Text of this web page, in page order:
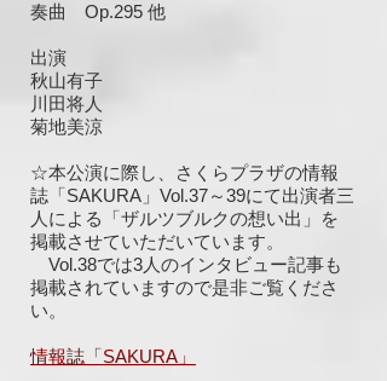
奏曲 Op.295 他
出演
秋山有子
川田将人
菊地美涼
☆本公演に際し、さくらプラザの情報
誌「SAKURA」Vol.37～39にて出演者三
人による「ザルツブルクの想い出」を
掲載させていただいています。
Vol.38では3人のインタビュー記事も
掲載されていますので是非ご覧くださ
い。
情報誌「SAKURA」